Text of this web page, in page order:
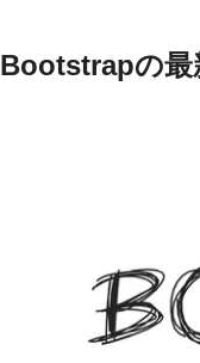
Bootstrapの最